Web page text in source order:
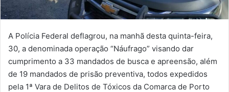
A Polícia Federal deflagrou, na manhã desta quinta-feira,
30, a denominada operação “Náufrago” visando dar
cumprimento a 33 mandados de busca e apreensão, além
de 19 mandados de prisão preventiva, todos expedidos
pela 1ª Vara de Delitos de Tóxicos da Comarca de Porto